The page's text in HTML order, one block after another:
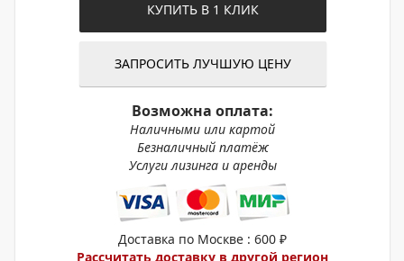
КУПИТЬ В 1 КЛИК
ЗАПРОСИТЬ ЛУЧШУЮ ЦЕНУ
Возможна оплата:
Наличными или картой
Безналичный платёж
Услуги лизинга и аренды
Доставка по Москве : 600 ₽
Рассчитать доставку в другой регион